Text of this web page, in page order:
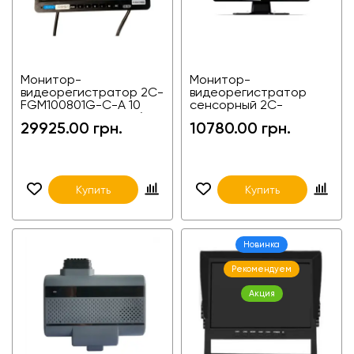
Монитор-
видеорегистратор 2C-
FGM100801G-C-A 10
дюймов на 8 камер (8-
канальный) 4G GPS
29925.00 грн.
Купить
Монитор-
видеорегистратор
сенсорный 2C-
дюймов на 4 камеры
10780.00 грн.
Купить
Новинка
Рекомендуем
Акция